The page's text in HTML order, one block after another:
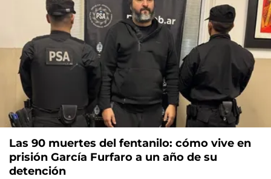
Las 90 muertes del fentanilo: cómo vive en
prisión García Furfaro a un año de su
detención